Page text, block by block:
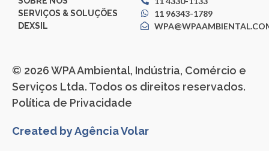
SERVIÇOS & SOLUÇÕES
DEXSIL
11 96343-1789
© 2026 WPA Ambiental, Indústria, Comércio e
Serviços Ltda. Todos os direitos reservados.
Política de Privacidade
Created by Agência Volar